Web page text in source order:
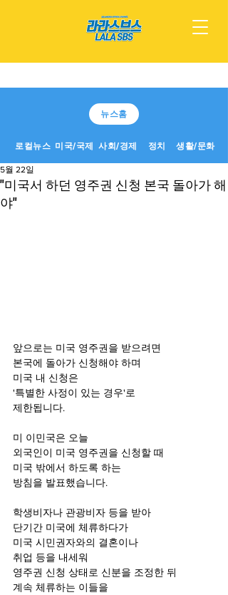
뉴스홈
로컬뉴스 미국/국제 사회/경제 정치 생활/문화
"미국서 하던 영주권 신청 본국 돌아가 해
야"
5월 22일
앞으로는 미국 영주권을 받으려면
본국에 돌아가 신청해야 하며
미국 내 신청은
'특별한 사정이 있는 경우'로
제한됩니다.
미 이민국은 오늘
외국인이 미국 영주권을 신청할 때
미국 밖에서 하도록 하는
방침을 발표했습니다.
학생비자나 관광비자 등을 받아
단기간 미국에 체류하다가
미국 시민권자와의 결혼이나
취업 등을 내세워
영주권 신청 상태로 신분을 조정한 뒤
계속 체류하는 이들을